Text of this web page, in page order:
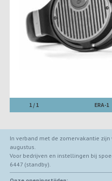
ERA-1
1 / 1
In verband met de zomervakantie
augustus.
Voor bedrijven en instellingen bij
6447 (standby).